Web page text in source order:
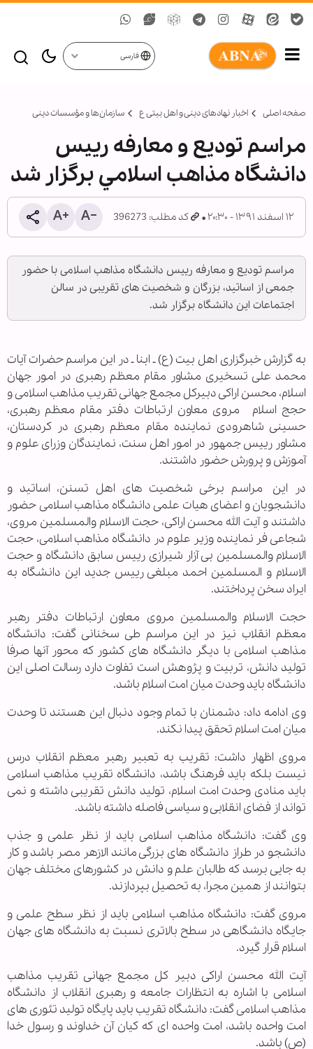
فارسی
صفحه اصلی اخبار نهادهای دینی و اهل بیتی ع سازمان‌ها و مؤسسات دینی
مراسم تودیع و معارفه رييس
دانشگاه مذاهب اسلامي برگزار شد
۱۲ اسفند ۱۳۹۱ - ۲۰:۳۰ کد مطلب: 396273
مراسم تودیع و معارفه رییس دانشگاه مذاهب اسلامی با حضور
جمعی از اساتید، بزرگان و شخصیت های تقریبی در سالن
اجتماعات این دانشگاه برگزار شد.
به گزارش خبرگزاری اهل بیت (ع) ـ ابنا ـ در این مراسم حضرات آیات
محمد علی تسخیری مشاور مقام معظم رهبری در امور جهان
اسلام، محسن اراکی دبیرکل مجمع جهانی تقریب مذاهب اسلامی و
حجج اسلام مروی معاون ارتباطات دفتر مقام معظم رهبری،
حسینی شاهرودی نماینده مقام معظم رهبری در کردستان،
مشاور رییس جمهور در امور اهل سنت، نمایندگان وزرای علوم و
آموزش و پرورش حضور داشتند.
در این مراسم برخی شخصیت های اهل تسنن، اساتید و
دانشجویان و اعضای هیات علمی دانشگاه مذاهب اسلامی حضور
داشتند و آیت الله محسن اراکی، حجت الاسلام والمسلمین مروی،
شجاعی فر نماینده وزیر علوم در دانشگاه مذاهب اسلامی، حجت
الاسلام والمسلمین بی آزار شیرازی رییس سابق دانشگاه و حجت
الاسلام و المسلمین احمد مبلغی رییس جدید این دانشگاه به
ایراد سخن پرداختند.
حجت الاسلام والمسلمین مروی معاون ارتباطات دفتر رهبر
معظم انقلاب نیز در این مراسم طی سخنانی گفت: دانشگاه
مذاهب اسلامی با دیگر دانشگاه های کشور که محور آنها صرفا
تولید دانش، تربیت و پژوهش است تفاوت دارد رسالت اصلی این
دانشگاه باید وحدت میان امت اسلام باشد.
وی ادامه داد: دشمنان با تمام وجود دنبال این هستند تا وحدت
میان امت اسلام تحقق پیدا نکند.
مروی اظهار داشت: تقریب به تعبیر رهبر معظم انقلاب درس
نیست بلکه باید فرهنگ باشد، دانشگاه تقریب مذاهب اسلامی
باید منادی وحدت امت اسلام، تولید دانش تقریبی داشته و نمی
تواند از فضای انقلابی و سیاسی فاصله داشته باشد.
وی گفت: دانشگاه مذاهب اسلامی باید از نظر علمی و جذب
دانشجو در طراز دانشگاه های بزرگی مانند الازهر مصر باشد و کار
به جایی برسد که طالبان علم و دانش در کشورهای مختلف جهان
بتوانند از همین مجرا، به تحصیل بپردازند.
مروی گفت: دانشگاه مذاهب اسلامی باید از نظر سطح علمی و
جایگاه دانشگاهی در سطح بالاتری نسبت به دانشگاه های جهان
اسلام قرار گیرد.
آیت الله محسن اراکی دبیر کل مجمع جهانی تقریب مذاهب
اسلامی با اشاره به انتظارات جامعه و رهبری انقلاب از دانشگاه
مذاهب اسلامی گفت: دانشگاه تقریب باید پایگاه تولید تئوری های
امت واحده باشد، امت واحده ای که کیان آن خداوند و رسول خدا
(ص) باشد.